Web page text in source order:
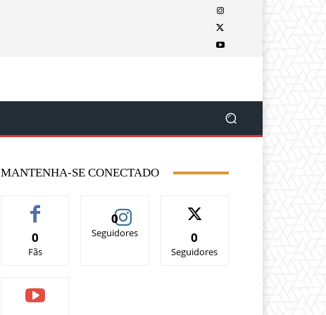
MANTENHA-SE CONECTADO
0
Fãs
0
Seguidores 0
Seguidores